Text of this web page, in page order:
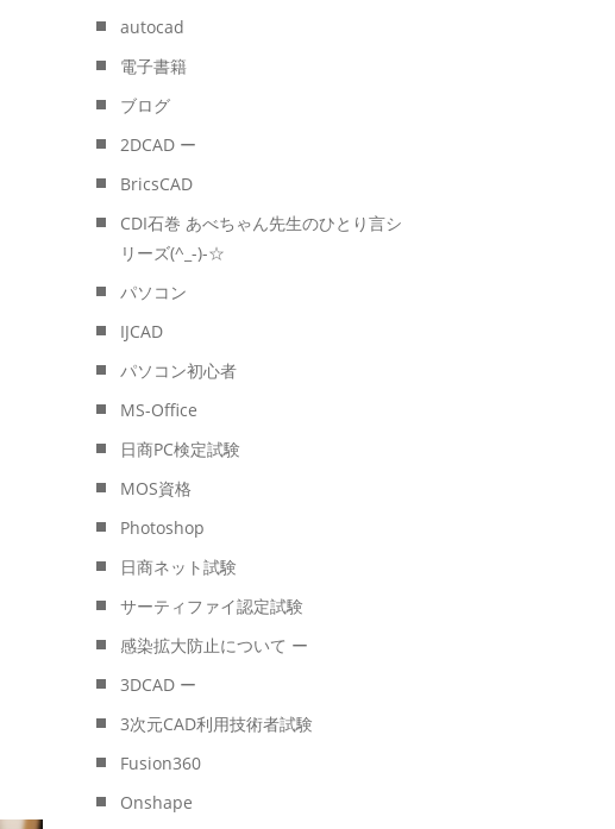
autocad
電子書籍
ブログ
2DCAD ー
BricsCAD
CDI石巻 あべちゃん先生のひとり言シ
リーズ(^_-)-☆
パソコン
IJCAD
パソコン初心者
MS-Office
日商PC検定試験
MOS資格
Photoshop
日商ネット試験
サーティファイ認定試験
感染拡大防止について ー
3DCAD ー
3次元CAD利用技術者試験
Fusion360
Onshape